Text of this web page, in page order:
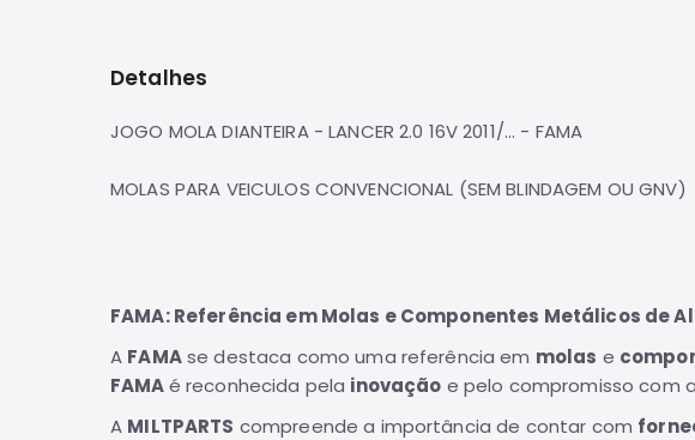
da
de
Detalhes
JOGO MOLA DIANTEIRA - LANCER 2.0 16V 2011/... - FAMA
MOLAS PARA VEICULOS CONVENCIONAL (SEM BLINDAGEM OU GNV)
FAMA: Referência em Molas e Componentes Metálicos de
A FAMAse destaca como uma referência em molas e
FAMAé reconhecida pela inovação e pelo compromisso com a
A MILTPARTS compreende a importância de contar com